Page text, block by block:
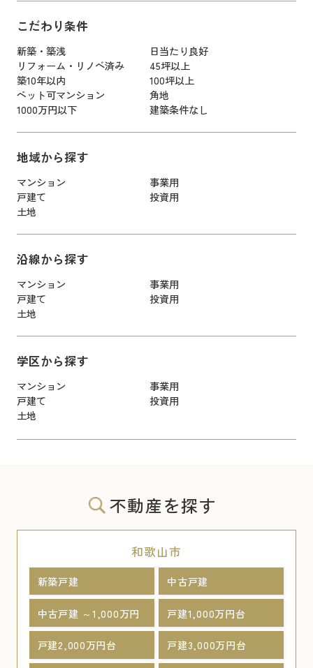
こだわり条件
新築・築浅
日当たり良好
リフォーム・リノベ済み
45坪以上
築10年以内
100坪以上
ペット可マンション
角地
1000万円以下
建築条件なし
地域から探す
マンション
事業用
戸建て
投資用
土地
沿線から探す
マンション
事業用
戸建て
投資用
土地
学区から探す
マンション
事業用
戸建て
投資用
土地
不動産を探す
和歌山市
新築戸建 中古戸建
中古戸建 ～1,000万円 戸建1,000万円台
戸建2,000万円台 戸建3,000万円台